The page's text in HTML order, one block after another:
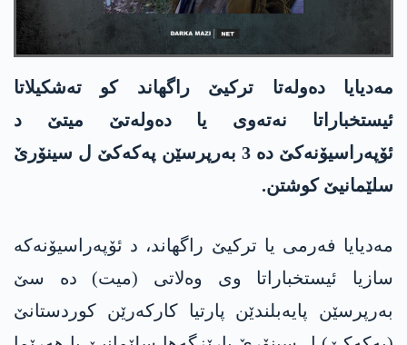
مه‌دیایا ده‌وله‌تا تركیێ راگهاند كو ته‌شكیلاتا
ئیستخباراتا نه‌ته‌وی یا ده‌وله‌تێ میتێ د
ئۆپه‌راسیۆنه‌كێ ده‌ 3 به‌رپرسێن په‌كه‌كێ ل سینۆرێ
سلێمانیێ كوشتن.
مەدیایا فەرمی یا ترکیێ راگهاند، د ئۆپەراسیۆنەکە
سازیا ئیستخباراتا وی وەلاتی (میت) دە سێ
بەرپرسێن پایەبلندێن پارتیا کارکەرێن کوردستانێ